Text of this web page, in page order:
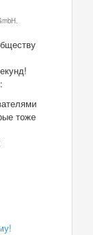
тоже